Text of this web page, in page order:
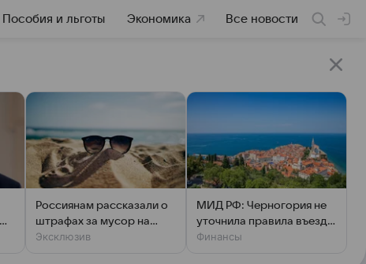
Пособия и льготы Экономика Все новости
Россиянам рассказали о
штрафах за мусор на
пляже
Эксклюзив
МИД РФ: Черногория не
уточнила правила въезда
для россиян с 1 ноября
Финансы